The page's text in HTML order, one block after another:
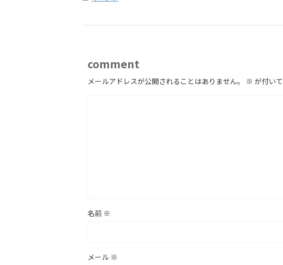
comment
メールアドレスが公開されることはありません。 ※ が付い
名前 ※
メール ※